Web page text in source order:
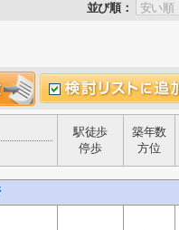
並び順：
駅徒歩
停歩
築年数
方位